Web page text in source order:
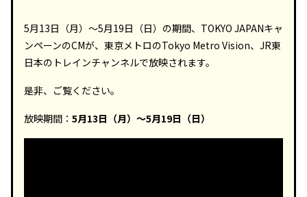
5月13日（月）～5月19日（日）の期間、TOKYO JAPANキャ
ンペーンのCMが、東京メトロのTokyo Metro Vision、JR東
日本のトレインチャンネルで放映されます。
是非、ご覧ください。
放映期間： 5月13日（月）～5月19日（日）